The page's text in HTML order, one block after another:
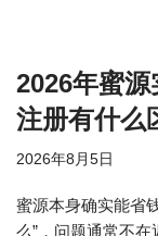
2026年蜜
注册有什么
2026年8月5日
蜜源本身确实能省
么”，问题通常不